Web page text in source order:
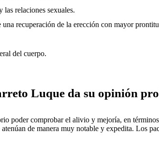
las relaciones sexuales.
recuperación de la erección con mayor
del cuerpo.
Luque da su opinión
poder comprobar el alivio y mejoría, en
de manera muy notable y expedita. Los